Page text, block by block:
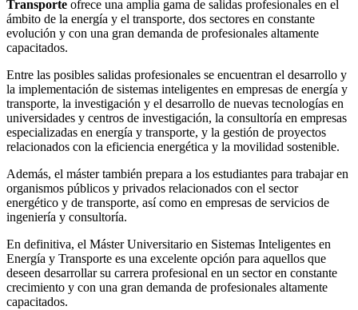
Transporte ofrece una amplia gama de salidas profesionales en el
ámbito de la energía y el transporte, dos sectores en constante
evolución y con una gran demanda de profesionales altamente
capacitados.
Entre las posibles salidas profesionales se encuentran el desarrollo y
la implementación de sistemas inteligentes en empresas de energía y
transporte, la investigación y el desarrollo de nuevas tecnologías en
universidades y centros de investigación, la consultoría en empresas
especializadas en energía y transporte, y la gestión de proyectos
relacionados con la eficiencia energética y la movilidad sostenible.
Además, el máster también prepara a los estudiantes para trabajar en
organismos públicos y privados relacionados con el sector
energético y de transporte, así como en empresas de servicios de
ingeniería y consultoría.
En definitiva, el Máster Universitario en Sistemas Inteligentes en
Energía y Transporte es una excelente opción para aquellos que
deseen desarrollar su carrera profesional en un sector en constante
crecimiento y con una gran demanda de profesionales altamente
capacitados.